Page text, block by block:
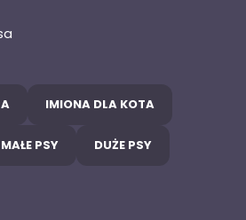
IMIONA DLA KOTA
MAŁE PSY DUŻE PSY